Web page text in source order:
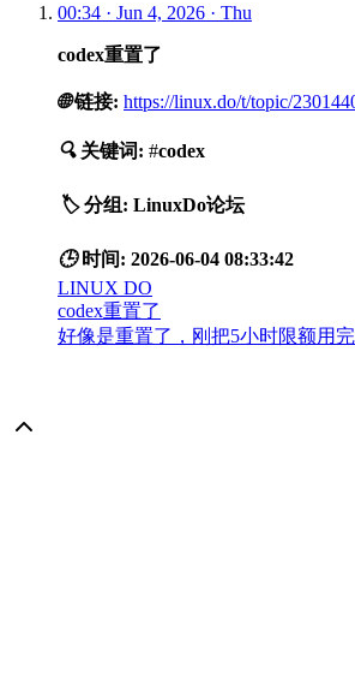
00:34 · Jun 4, 2026 · Thu
codex重置了
🌐 链接: https://linux.do/t/topic/
🔍 关键词: #codex
🏷️ 分组: LinuxDo论坛
🕒 时间: 2026-06-04 08:33:42
LINUX DO
codex重置了
好像是重置了，刚把5小时限额用